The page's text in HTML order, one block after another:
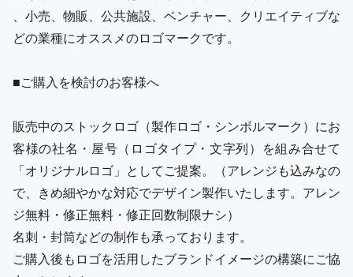
、小売、物販、公共施設、ベンチャー、クリエイティブな
どの業種にオススメのロゴマークです。
■ご購入を検討のお客様へ
販売中のストックロゴ（製作ロゴ・シンボルマーク）にお
客様の社名・屋号（ロゴタイプ・文字列）を組み合せて
「オリジナルロゴ」としてご提案。（アレンジも込みなの
で、きめ細やかな対応でデザイン製作いたします。アレン
ジ無料・修正無料・修正回数制限ナシ）
名刺・封筒などの制作も承っております。
ご購入後もロゴを活用したブランドイメージの構築にご協